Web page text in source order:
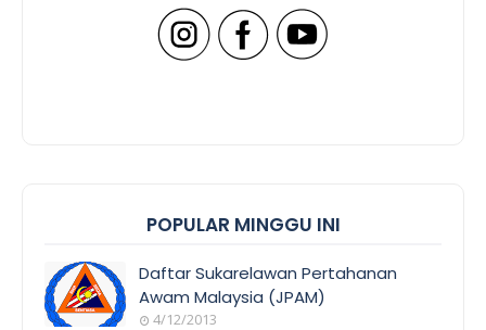
POPULAR MINGGU INI
Daftar Sukarelawan Pertahanan
Awam Malaysia (JPAM)
4/12/2013